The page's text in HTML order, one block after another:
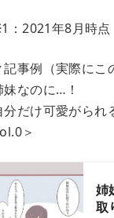
：2021年8月時点
事例（実際にこ
妹なのに…！
分だけ可愛がら
＞
姉
取